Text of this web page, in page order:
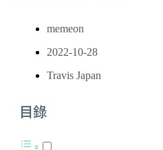
memeon
2022-10-28
Travis Japan
目錄